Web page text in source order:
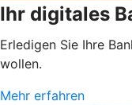
Ihr digitales
Erledigen Sie Ihre
wollen.
Mehr erfahren